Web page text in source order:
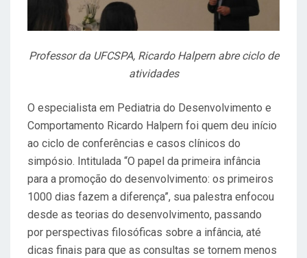
Professor da UFCSPA, Ricardo Halpern abre ciclo de
atividades
O especialista em Pediatria do Desenvolvimento e
Comportamento Ricardo Halpern foi quem deu início
ao ciclo de conferências e casos clínicos do
simpósio. Intitulada “O papel da primeira infância
para a promoção do desenvolvimento: os primeiros
1000 dias fazem a diferença”, sua palestra enfocou
desde as teorias do desenvolvimento, passando
por perspectivas filosóficas sobre a infância, até
dicas finais para que as consultas se tornem menos